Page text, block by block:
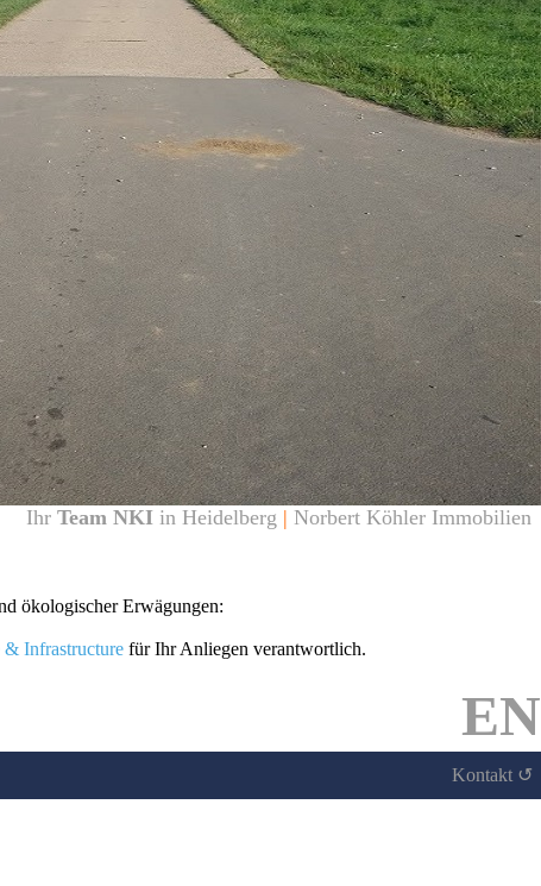
Ihr Team NKI in Heidelberg | Norbert Köhler Immobilien
ökologischer Erwägungen:
Infrastructure für Ihr Anliegen verantwortlich.
EN
Kontakt ↺